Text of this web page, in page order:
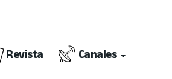
Revista Canales